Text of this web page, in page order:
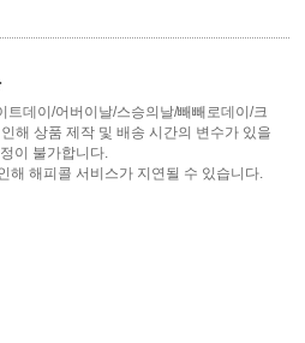
트데이/어버이날/스승의날/빼빼로데이/크
해 상품 제작 및 배송 시간의 변수가 있을
이 불가합니다.
해 해피콜 서비스가 지연될 수 있습니다.